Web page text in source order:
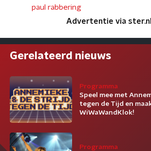
paul rabbering
Advertentie via ster.nl
Gerelateerd nieuws
Programma
Speel mee met
tegen de Tijd en
WiWaWandKlok!
Programma